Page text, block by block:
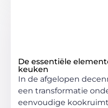
De essentiële
keuken
In de afgelopen
een transformatie
eenvoudige